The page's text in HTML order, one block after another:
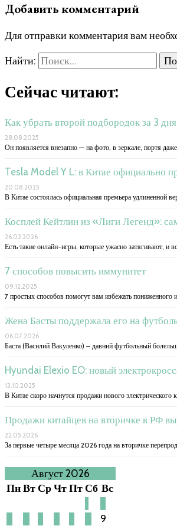
Добавить комментарий
Для отправки комментария вам
Найти:
Сейчас читают:
Как убрать второй подбородок за 3
28.08.2025
Он появляется внезапно — на фото, в зеркале, портя
Tesla Model Y L: в Китае официально
20.08.2025
В Китае состоялась официальная премьера удлиненной
Косплей Кейтлин из «Лиги Легенд»:
26.02.2026
Есть такие онлайн-игры, которые ужасно затягивают, и
7 способов повысить иммунитет
09.12.2025
7 простых способов помогут вам избежать пониженного
Жена Басты поддержала его на
06.07.2026
Баста (Василий Вакуленко) – давний футбольный
Hyundai Elexio EO: новый
13.10.2025
В Китае скоро начнутся продажи нового
Продажи китайцев на вторичке в РФ
22.05.2026
За первые четыре месяца 2026 года на вторичке
Август 2026
ПнВтСрЧтПтСб Вс
9